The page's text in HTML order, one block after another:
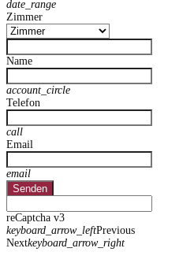
date_range
Zimmer
Name
account_circle
Telefon
call
Email
email
Senden
reCaptcha v3
keyboard_arrow_leftPrevious
Nextkeyboard_arrow_right